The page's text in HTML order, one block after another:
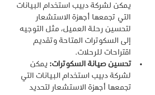
يمكن لشركة دبيب استخدام البيانات
التي تجمعها أجهزة الاستشعار
لتحسين رحلة العميل، مثل التوجيه
إلى السكوترات المتاحة وتقديم
اقتراحات للرحلات.
تحسين صيانة السكوترات: يمكن
لشركة دبيب استخدام البيانات التي
تجمعها أجهزة الاستشعار لتحديد